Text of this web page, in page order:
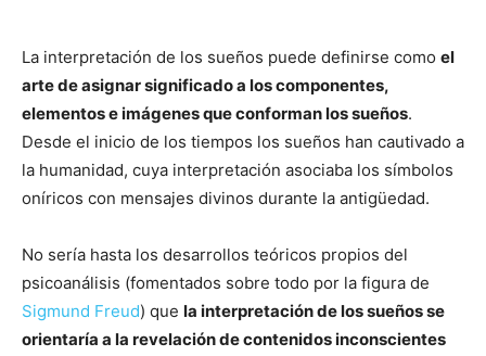
La interpretación de los sueños puede definirse como el
arte de asignar significado a los componentes,
elementos e imágenes que conforman los sueños.
Desde el inicio de los tiempos los sueños han cautivado a
la humanidad, cuya interpretación asociaba los símbolos
oníricos con mensajes divinos durante la antigüedad.
No sería hasta los desarrollos teóricos propios del
psicoanálisis (fomentados sobre todo por la figura de
Sigmund Freud) que la interpretación de los sueños se
orientaría a la revelación de contenidos inconscientes